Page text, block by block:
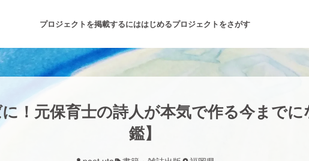
プロジェクトを掲載するにははじめるプロジェクトをさがす
注目のリターン注目の新着プロジェクト 募集終了が近いプロジェクト もうすぐ
！元保育士の詩人が本気で作る今まで
鑑】